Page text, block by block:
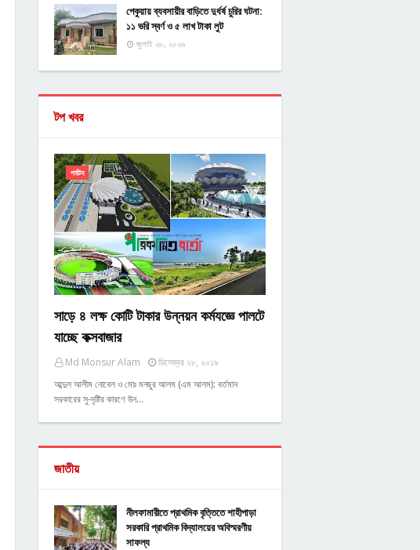
পেকুয়ায় ব্যবসায়ীর বাড়িতে দুর্ধর্ষ চুরির ঘটনা:
১১ ভরি স্বর্ণ ও ৫ লাখ টাকা লুট
জুলাই ২৮, ২০২৬
টপ খবর
পর্যটন
সাড়ে ৪ লক্ষ কোটি টাকার উন্নয়ন কর্মযজ্ঞে পালটে
যাচ্ছে কক্সবাজার
Md Monsur Alam
ডিসেম্বর ২৮, ২০১৯
আব্দুল আলীম নোবেল ও মোঃ মনছুর আলম (এম আলম): বর্তমান
সরকারের সু-দৃষ্টির কারণে উন…
জাতীয়
নীলফামারীতে প্রাথমিক বৃত্তিতে শাহীপাড়া
সরকারি প্রাথমিক বিদ্যালয়ের অবিস্মরণীয়
সাফল্য